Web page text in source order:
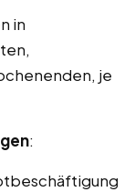
in
je
: